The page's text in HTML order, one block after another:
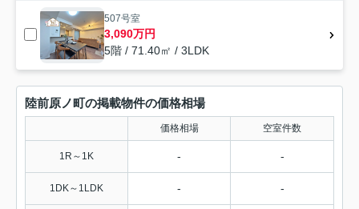
507号室
3,090万円
5階 / 71.40㎡ / 3LDK
陸前原ノ町の掲載物件の価格相場
価格相場 空室件数
1R～1K - -
1DK～1LDK - -